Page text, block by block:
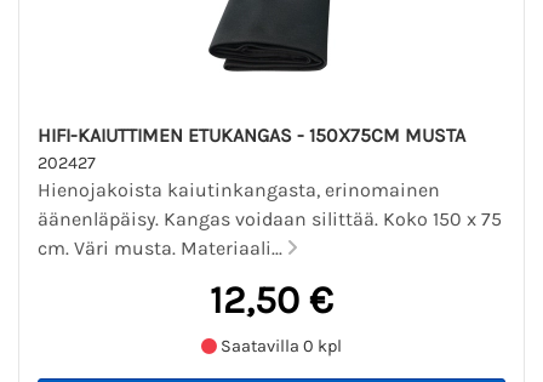
HIFI-KAIUTTIMEN ETUKANGAS - 150X75CM MUSTA
202427
Hienojakoista kaiutinkangasta, erinomainen
äänenläpäisy. Kangas voidaan silittää. Koko 150 x 75
cm. Väri musta. Materiaali...
12,50 €
Saatavilla 0 kpl